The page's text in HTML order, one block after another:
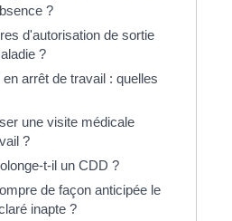
?
d'autorisation de sortie
?
arrêt de travail : quelles
une visite médicale
?
t-il un CDD ?
de façon anticipée le
inapte ?